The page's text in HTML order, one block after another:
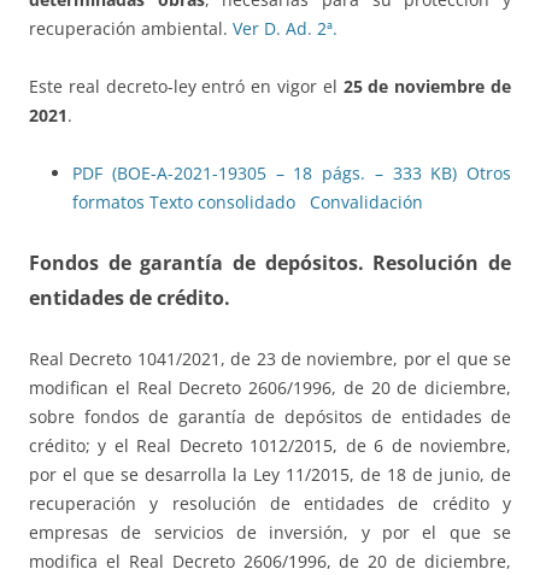
recuperación ambiental. Ver D. Ad. 2ª.
Este real decreto-ley entró en vigor el 25 de noviembre de
2021.
PDF (BOE-A-2021-19305 – 18 págs. – 333 KB) Otros
formatos Texto consolidado Convalidación
Fondos de garantía de depósitos. Resolución de
entidades de crédito.
Real Decreto 1041/2021, de 23 de noviembre, por el que se
modifican el Real Decreto 2606/1996, de 20 de diciembre,
sobre fondos de garantía de depósitos de entidades de
crédito; y el Real Decreto 1012/2015, de 6 de noviembre,
por el que se desarrolla la Ley 11/2015, de 18 de junio, de
recuperación y resolución de entidades de crédito y
empresas de servicios de inversión, y por el que se
modifica el Real Decreto 2606/1996, de 20 de diciembre,